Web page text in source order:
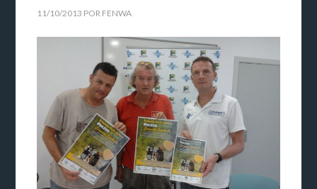
11/10/2013 POR FENWA